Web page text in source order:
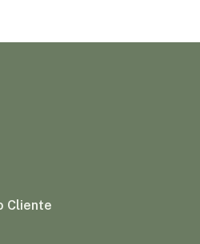
Cliente